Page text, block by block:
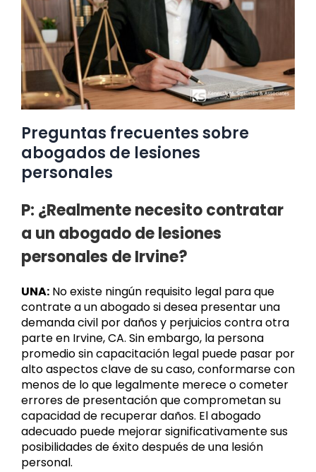
Preguntas frecuentes sobre
abogados de lesiones
personales
P: ¿Realmente necesito contratar
a un abogado de lesiones
personales de Irvine?
UNA: No existe ningún requisito legal para que
contrate a un abogado si desea presentar una
demanda civil por daños y perjuicios contra otra
parte en Irvine, CA. Sin embargo, la persona
promedio sin capacitación legal puede pasar por
alto aspectos clave de su caso, conformarse con
menos de lo que legalmente merece o cometer
errores de presentación que comprometan su
capacidad de recuperar daños. El abogado
adecuado puede mejorar significativamente sus
posibilidades de éxito después de una lesión
personal.